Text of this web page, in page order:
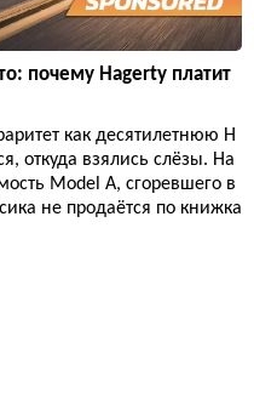
почему Hagerty платит
как десятилетнюю H
откуда взялись слёзы. Ha
Model A, сгоревшего в
не продаётся по книжка